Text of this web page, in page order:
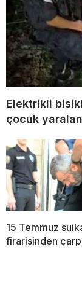
Elektrikli
çocuk
15 Temmuz
firarisinden